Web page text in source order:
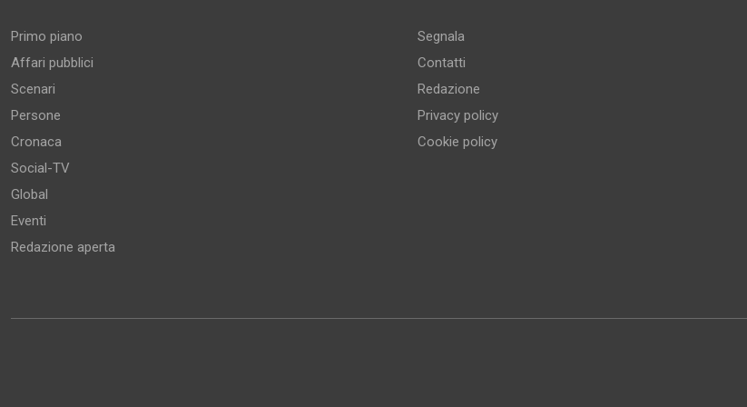
Primo piano
Affari pubblici
Scenari
Persone
Cronaca
Social-TV
Global
Eventi
Redazione aperta
Segnala
Contatti
Redazione
Privacy policy
Cookie policy